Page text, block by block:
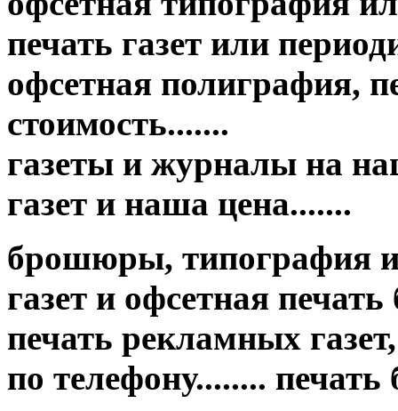
печать газет или
офсетная полиграфия,
стоимость.......
газеты и журналы на
газет и наша цена.......
брошюры, типография
газет и офсетная
печать рекламных
по телефону........